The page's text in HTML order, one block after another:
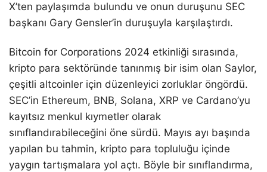
X’ten paylaşımda bulundu ve onun duruşunu SEC
başkanı Gary Gensler’in duruşuyla karşılaştırdı.
Bitcoin for Corporations 2024 etkinliği sırasında,
kripto para sektöründe tanınmış bir isim olan Saylor,
çeşitli altcoinler için düzenleyici zorluklar öngördü.
SEC’in Ethereum, BNB, Solana, XRP ve Cardano’yu
kayıtsız menkul kıymetler olarak
sınıflandırabileceğini öne sürdü. Mayıs ayı başında
yapılan bu tahmin, kripto para topluluğu içinde
yaygın tartışmalara yol açtı. Böyle bir sınıflandırma,